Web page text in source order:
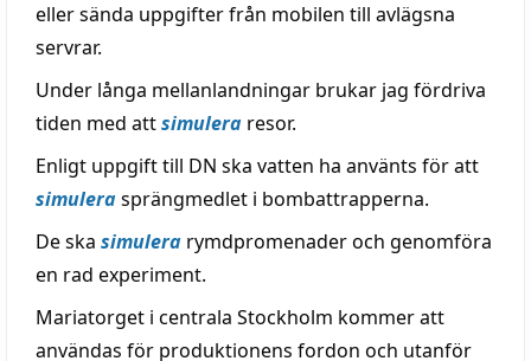
eller sända uppgifter från mobilen till avlägsna
servrar.
Under långa mellanlandningar brukar jag fördriva
tiden med attsimulera resor.
Enligt uppgift till DN ska vatten ha använts för att
simulerasprängmedlet i bombattrapperna.
De ska simulera rymdpromenader och genomföra
en rad experiment.
Mariatorget i centrala Stockholm kommer att
användas för produktionens fordon och utanför